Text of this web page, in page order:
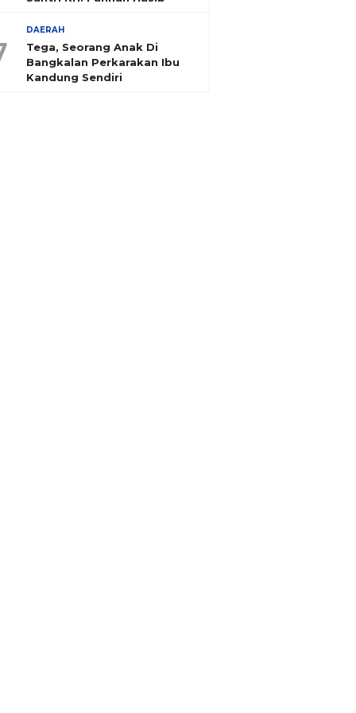
DAERAH
Tega, Seorang Anak Di
Bangkalan Perkarakan Ibu
Kandung Sendiri